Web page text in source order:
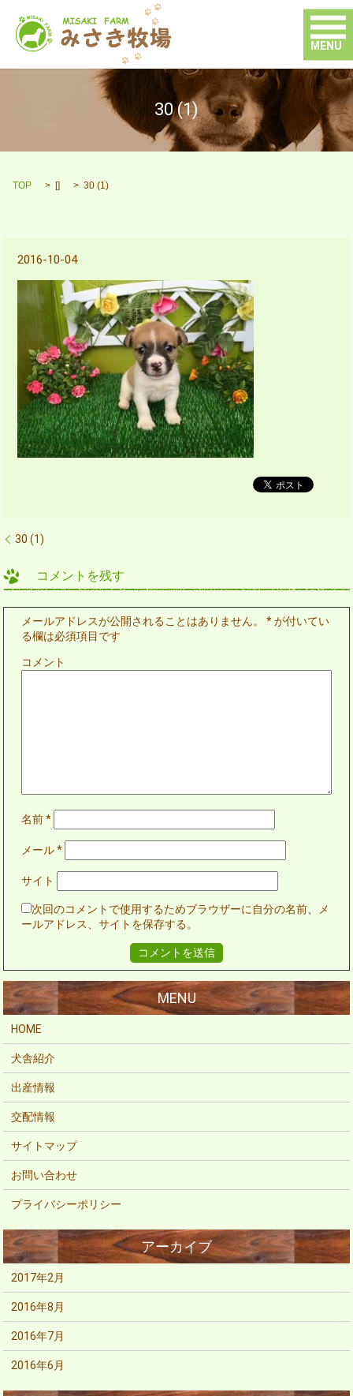
MENU
30 (1)
TOP [] 30 (1)
2016-10-04
30 (1)
コメントを残す
メールアドレスが公開されることはありません。 *が付いてい
る欄は必須項目です
コメント
名前*
メール*
サイト
次回のコメントで使用するためブラウザーに自分の名前、メ
ールアドレス、サイトを保存する。
HOME
犬舎紹介
出産情報
交配情報
サイトマップ
お問い合わせ
プライバシーポリシー
2017年2月
2016年8月
2016年7月
2016年6月